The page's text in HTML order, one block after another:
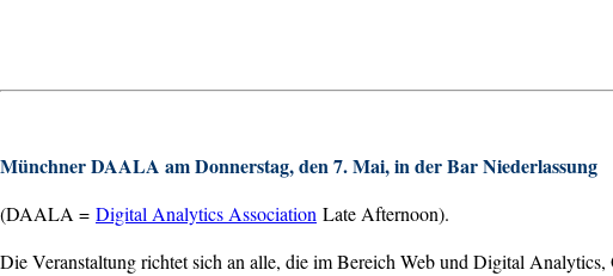
Münchner DAALA am Donnerstag, den 7. Mai, in der Bar Niederlassung
(DAALA = Digital Analytics Association Late Afternoon).
Die Veranstaltung richtet sich an alle, die im Bereich Web und Digital